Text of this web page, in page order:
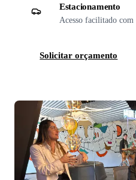
Estacionamento
Acesso facilitado com
Solicitar orçamento